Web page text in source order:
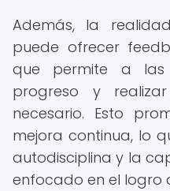
Además, la
puede ofrecer
que permite a las
progreso y
necesario. Esto
mejora continua, lo
autodisciplina y la
enfocado en el logro